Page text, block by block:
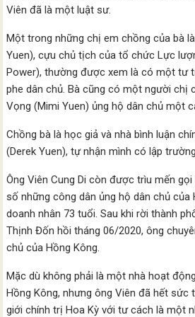
Viên đã là một luật sư.
Một trong những chị em chồng của bà
Yuen), cựu chủ tịch của tổ chức Lực
Power), thường được xem là có một tư
phe dân chủ. Bà cũng có một người chị
Vọng (Mimi Yuen) ủng hộ dân chủ một
Chồng bà là học giả và nhà bình luận
(Derek Yuen), tự nhận mình có lập
Ông Viên Cung Di còn được trìu mến gọi
số những công dân ủng hộ dân chủ của
doanh nhân 73 tuổi. Sau khi rời thành
Thịnh Đốn hồi tháng 06/2020, ông
chủ của Hồng Kông.
Mặc dù không phải là một nhà hoạt
Hồng Kông, nhưng ông Viên đã hết sức
giới chính trị Hoa Kỳ với tư cách là một